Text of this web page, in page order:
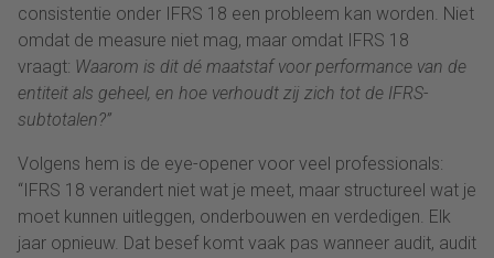
consistentie onder IFRS 18 een probleem kan worden. Niet
omdat de measure niet mag, maar omdat IFRS 18
vraagt: Waarom is dit dé maatstaf voor performance van de
entiteit als geheel, en hoe verhoudt zij zich tot de IFRS-
subtotalen?”
Volgens hem is de eye-opener voor veel professionals:
“IFRS 18 verandert niet wat je meet, maar structureel wat je
moet kunnen uitleggen, onderbouwen en verdedigen. Elk
jaar opnieuw. Dat besef komt vaak pas wanneer audit, audit